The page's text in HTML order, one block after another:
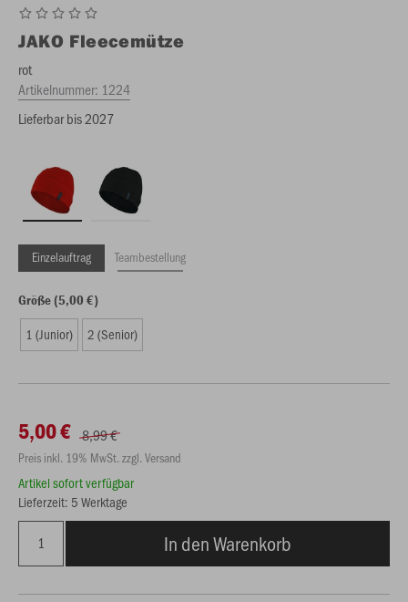
JAKO Fleecemütze
rot
Artikelnummer: 1224
Lieferbar bis 2027
Einzelauftrag Teambestellung
Größe (5,00 €)
1 (Junior) 2 (Senior)
5,00 € 8,99 €
Preis inkl. 19% MwSt. zzgl. Versand
Artikel sofort verfügbar
Lieferzeit: 5 Werktage
In den Warenkorb